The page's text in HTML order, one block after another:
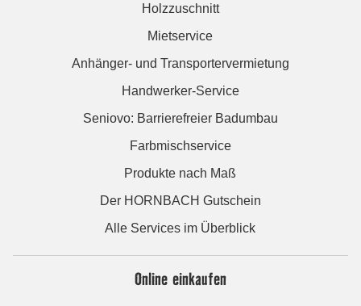
Holzzuschnitt
Mietservice
Anhänger- und Transportervermietung
Handwerker-Service
Seniovo: Barrierefreier Badumbau
Farbmischservice
Produkte nach Maß
Der HORNBACH Gutschein
Alle Services im Überblick
Online einkaufen